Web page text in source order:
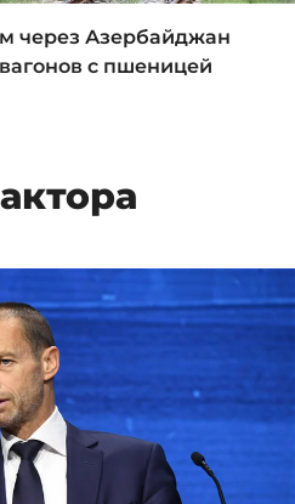
через Азербайджан
с пшеницей